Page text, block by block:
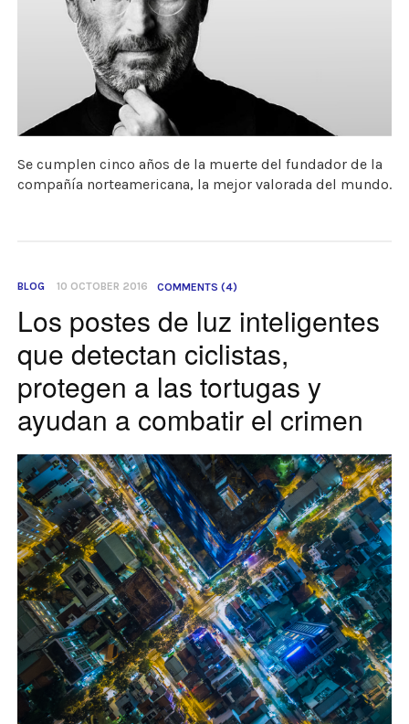
Se cumplen cinco años de la muerte del fundador de la
compañía norteamericana, la mejor valorada del mundo.
BLOG 10 OCTOBER 2016 COMMENTS (4)
Los postes de luz inteligentes
que detectan ciclistas,
protegen a las tortugas y
ayudan a combatir el crimen